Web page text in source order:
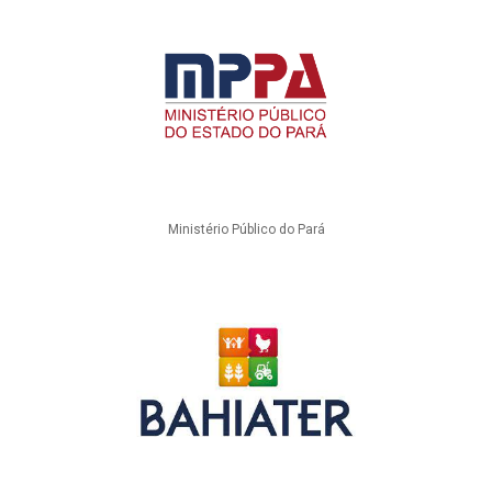
Ministério Público do Pará